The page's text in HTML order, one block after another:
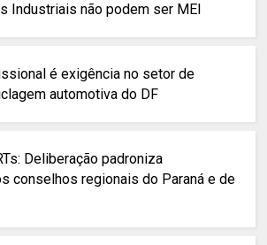
Industriais não podem ser MEI
é exigência no setor de
automotiva do DF
Deliberação padroniza
conselhos regionais do Paraná e de